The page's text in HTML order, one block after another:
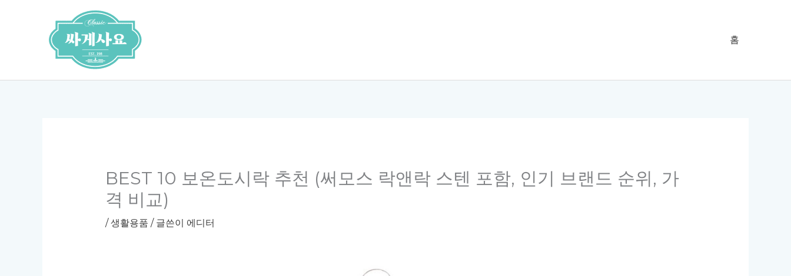
홈
BEST 10 보온도시락 추천 (써모스 락앤락 스텐 포함, 인기 브랜드 순위, 가
격 비교)
/ 생활용품 / 글쓴이 에디터